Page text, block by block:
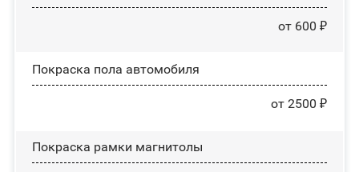
от 600 ₽
Покраска пола автомобиля
от 2500 ₽
Покраска рамки магнитолы